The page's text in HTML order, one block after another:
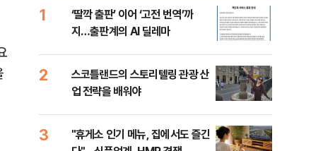
1
‘딸깍 출판’ 이어 ‘고전 번역’까
지…출판계의 AI 딜레마
2
스코틀랜드의 스토리텔링 관광 산
업 전략을 배워야
3
"휴게소 인기 메뉴, 집에서도 즐긴